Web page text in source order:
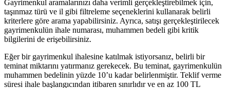
Gayrimenkul‌ aramalarınızı‍ daha verimli gerçekleştirebilmek için,
taşınmaz türü ve il gibi filtreleme seçeneklerini kullanarak‍ belirli
kriterlere ‍göre arama yapabilirsiniz. ⁤Ayrıca, ‌satışı gerçekleştirilecek
gayrimenkulün ihale‌ numarası, muhammen bedeli gibi kritik
bilgilerini de​ erişebilirsiniz.
Eğer bir gayrimenkul ihalesine katılmak istiyorsanız, belirli bir
teminat miktarını yatırmanız gerekecek. Bu teminat, gayrimenkulün
muhammen bedelinin ‍yüzde 10’u kadar ⁤belirlenmiştir.‍ Teklif verme
süresi ⁤ihale⁣ başlangıcından ⁤itibaren ⁢sınırlıdır ve en az 100 TL